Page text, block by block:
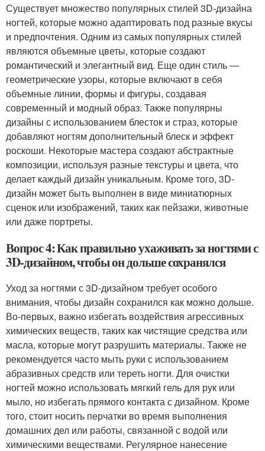
Существует множество популярных стилей 3D-дизайна
ногтей, которые можно адаптировать под разные вкусы
и предпочтения. Одним из самых популярных стилей
являются объемные цветы, которые создают
романтический и элегантный вид. Еще один стиль —
геометрические узоры, которые включают в себя
объемные линии, формы и фигуры, создавая
современный и модный образ. Также популярны
дизайны с использованием блесток и страз, которые
добавляют ногтям дополнительный блеск и эффект
роскоши. Некоторые мастера создают абстрактные
композиции, используя разные текстуры и цвета, что
делает каждый дизайн уникальным. Кроме того, 3D-
дизайн может быть выполнен в виде миниатюрных
сценок или изображений, таких как пейзажи, животные
или даже портреты.
Вопрос 4: Как правильно ухаживать за ногтями с
3D-дизайном, чтобы он дольше сохранялся
Уход за ногтями с 3D-дизайном требует особого
внимания, чтобы дизайн сохранился как можно дольше.
Во-первых, важно избегать воздействия агрессивных
химических веществ, таких как чистящие средства или
масла, которые могут разрушить материалы. Также не
рекомендуется часто мыть руки с использованием
абразивных средств или тереть ногти. Для очистки
ногтей можно использовать мягкий гель для рук или
мыло, но избегать прямого контакта с дизайном. Кроме
того, стоит носить перчатки во время выполнения
домашних дел или работы, связанной с водой или
химическими веществами. Регулярное нанесение